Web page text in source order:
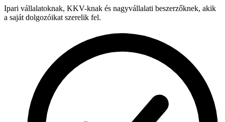
Ipari vállalatoknak, KKV-knak és nagyvállalati beszerzőknek, akik
a saját dolgozóikat szerelik fel.